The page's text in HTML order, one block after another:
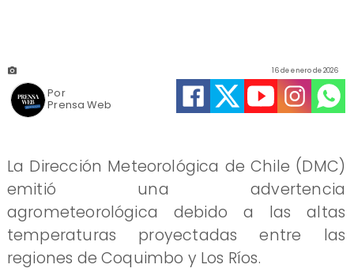
Prensa Web
16 de enero de 2026
Por
La Dirección Meteorológica de Chile (DMC)
emitió una advertencia
agrometeorológica debido a las altas
temperaturas proyectadas entre las
regiones de Coquimbo y Los Ríos.